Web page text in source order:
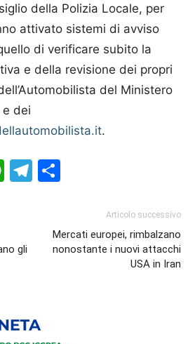
della Polizia Locale, per
attivato sistemi di avviso
di verificare subito la
e della revisione dei propri
del Ministero
dei
.
WhatsApp
Telegram
gli
Articolo successivo
Mercati europei, rimbalzano
nonostante i nuovi attacchi
USA in Iran